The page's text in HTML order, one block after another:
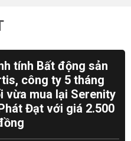
tính Bất động sản
công ty 5 tháng
vừa mua lại Serenity
Đạt với giá 2.500